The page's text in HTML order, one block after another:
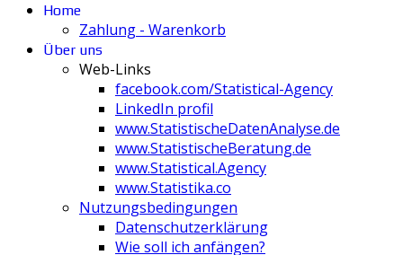
Home
Zahlung - Warenkorb
Über uns
Web-Links
facebook.com/Statistical-Agency
LinkedIn profil
www.StatistischeDatenAnalyse.de
www.StatistischeBeratung.de
www.Statistical.Agency
www.Statistika.co
Nutzungsbedingungen
Datenschutzerklärung
Wie soll ich anfängen?